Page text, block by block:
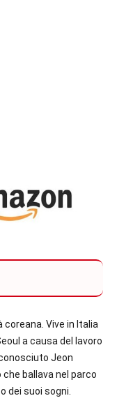
Vive in Italia
a causa del lavoro
Jeon
ballava nel parco
dei suoi sogni.